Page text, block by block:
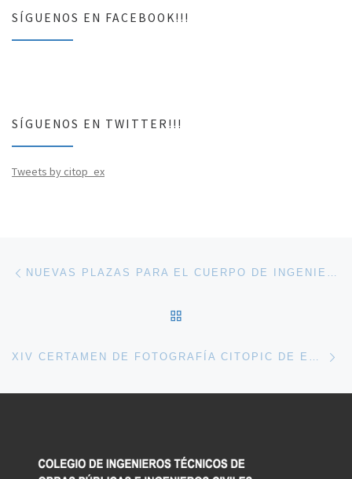
SÍGUENOS EN FACEBOOK!!!
SÍGUENOS EN TWITTER!!!
Tweets by citop_ex
Navegación de entradas NUEVAS PLAZAS PARA EL CUERPO DE INGENIEROS TÉCNICOS DE OBRAS PÚBLICAS DEL MINISTERIO DE FOMENTO
XIV CERTAMEN DE FOTOGRAFÍA CITOPIC DE EXTREMADURA